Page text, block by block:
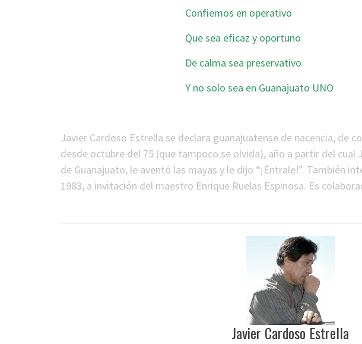
Confiemos en operativo
Que sea eficaz y oportuno
De calma sea preservativo
Y no solo sea en Guanajuato UNO
Javier Cardoso Estrella se declara guanajuatense de nacencia, de
desde octubre del 75 (que tampoco se olvida), año a partir del cual
de Guanajuato, le aventó las mayas y le dijo “¡Éntrale!”. También
1983, a invitación del maestro Enrique Ruelas Espinosa. Es
Javier Cardoso Estrella